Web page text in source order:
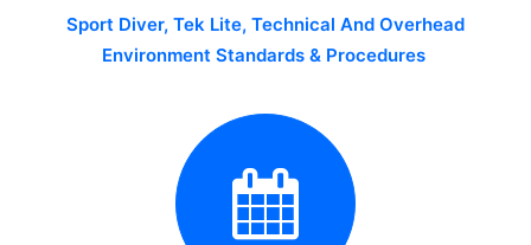
Sport Diver, Tek Lite, Technical And Overhead
Environment Standards & Procedures